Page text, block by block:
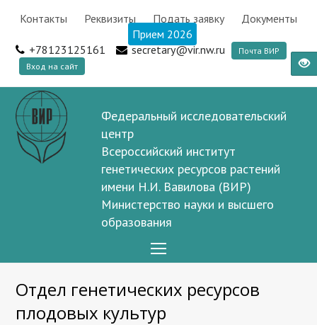
Контакты Реквизиты Подать заявку
Документы
Прием 2026
+78123125161
secretary@vir.nw.ru
Почта ВИР
Вход на сайт
Федеральный исследовательский
центр
Всероссийский институт
генетических ресурсов растений
имени Н.И. Вавилова (ВИР)
Министерство науки и высшего
образования
Menu
Отдел генетических ресурсов
плодовых культур